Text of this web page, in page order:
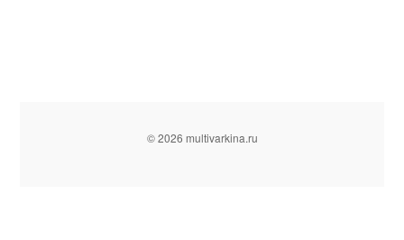
© 2026 multivarkina.ru